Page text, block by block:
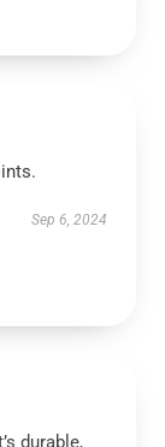
Sep 6, 2024
durable,